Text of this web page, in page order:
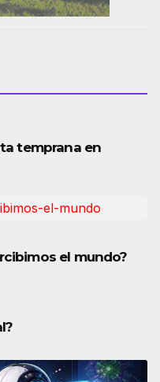
temprana en
el mundo?